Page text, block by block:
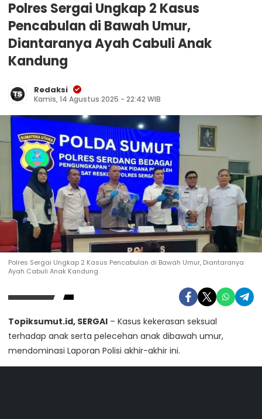
Polres Sergai Ungkap 2 Kasus
Pencabulan di Bawah Umur,
Diantaranya Ayah Cabuli Anak
Kandung
Redaksi
Kamis, 14 Agustus 2025 - 22:42 WIB
Polres Sergai Ungkap 2 Kasus Pencabulan di Bawah Umur, Diantaranya
Ayah Cabuli Anak Kandung.
Topiksumut.id, SERGAI – Kasus kekerasan seksual
terhadap anak serta pelecehan anak dibawah umur,
mendominasi Laporan Polisi akhir-akhir ini.